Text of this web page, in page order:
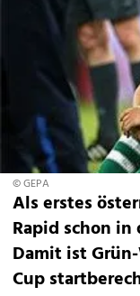
© GEPA
Als erstes
Rapid schon
Damit ist
Cup